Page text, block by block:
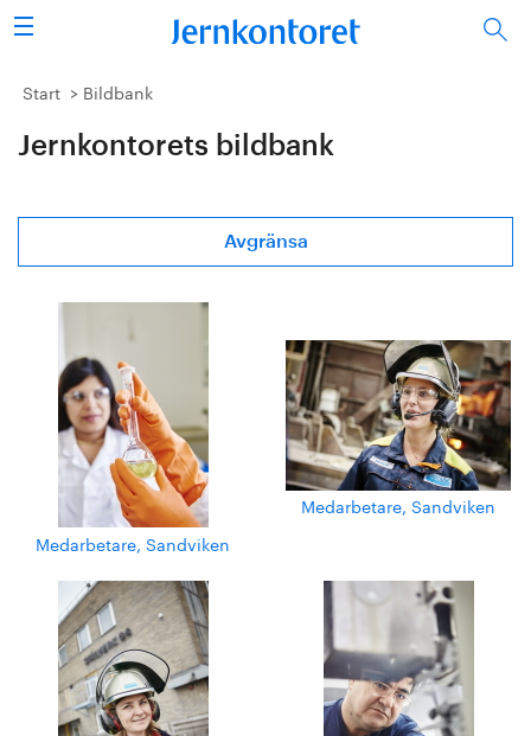
Sök
Stålindustrin
Vision 2050
Energi/miljö
Publicerat
Bildbank
Om oss
Start Bildbank
Jernkontorets bildbank
Avgränsa
Medarbetare, Sandviken
Medarbetare, Sandviken